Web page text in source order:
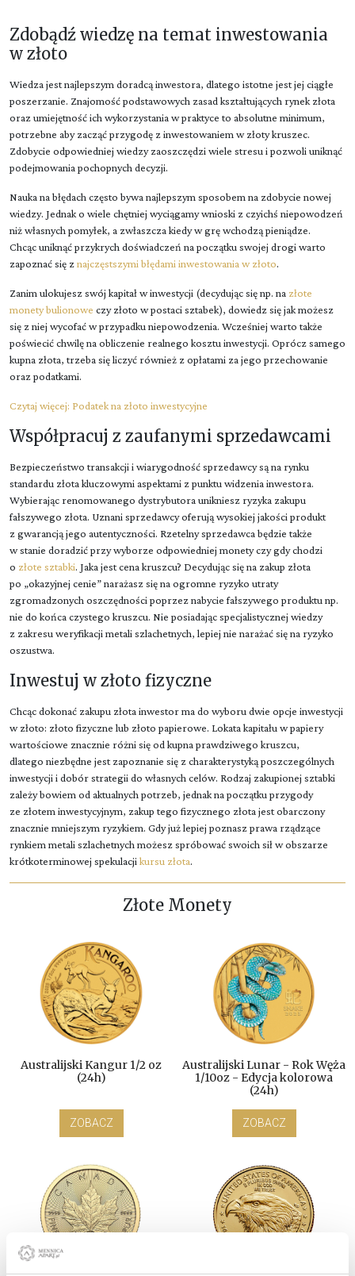
Zdobądź wiedzę na temat inwestowania
w złoto
Wiedza jest najlepszym doradcą inwestora, dlatego istotne jest jej ciągłe
poszerzanie. Znajomość podstawowych zasad kształtujących rynek złota
oraz umiejętność ich wykorzystania w praktyce to absolutne minimum,
potrzebne aby zacząć przygodę z inwestowaniem w złoty kruszec.
Zdobycie odpowiedniej wiedzy zaoszczędzi wiele stresu i pozwoli uniknąć
podejmowania pochopnych decyzji.
Nauka na błędach często bywa najlepszym sposobem na zdobycie nowej
wiedzy. Jednak o wiele chętniej wyciągamy wnioski z czyichś niepowodzeń
niż własnych pomyłek, a zwłaszcza kiedy w grę wchodzą pieniądze.
Chcąc uniknąć przykrych doświadczeń na początku swojej drogi warto
zapoznać się znajczęstszymi błędami inwestowania w złoto.
Zanim ulokujesz swój kapitał w inwestycji (decydując się np. na złote
monety bulionowe czy złoto w postaci sztabek), dowiedz się jak możesz
się z niej wycofać w przypadku niepowodzenia. Wcześniej warto także
poświecić chwilę na obliczenie realnego kosztu inwestycji. Oprócz samego
kupna złota, trzeba się liczyć również z opłatami za jego przechowanie
oraz podatkami.
Czytaj więcej: Podatek na złoto inwestycyjne
Współpracuj z zaufanymi sprzedawcami
Bezpieczeństwo transakcji i wiarygodność sprzedawcy są na rynku
standardu złota kluczowymi aspektami z punktu widzenia inwestora.
Wybierając renomowanego dystrybutora unikniesz ryzyka zakupu
fałszywego złota. Uznani sprzedawcy oferują wysokiej jakości produkt
z gwarancją jego autentyczności. Rzetelny sprzedawca będzie także
w stanie doradzić przy wyborze odpowiedniej monety czy gdy chodzi
o złote sztabki. Jaka jest cena kruszcu? Decydując się na zakup złota
po „okazyjnej cenie” narażasz się na ogromne ryzyko utraty
zgromadzonych oszczędności poprzez nabycie fałszywego produktu np.
nie do końca czystego kruszcu. Nie posiadając specjalistycznej wiedzy
z zakresu weryfikacji metali szlachetnych, lepiej nie narażać się na ryzyko
oszustwa.
Inwestuj w złoto fizyczne
Chcąc dokonać zakupu złota inwestor ma do wyboru dwie opcje inwestycji
w złoto: złoto fizyczne lub złoto papierowe. Lokata kapitału w papiery
wartościowe znacznie różni się od kupna prawdziwego kruszcu,
dlatego niezbędne jest zapoznanie się z charakterystyką poszczególnych
inwestycji i dobór strategii do własnych celów. Rodzaj zakupionej sztabki
zależy bowiem od aktualnych potrzeb, jednak na początku przygody
ze złotem inwestycyjnym, zakup tego fizycznego złota jest obarczony
znacznie mniejszym ryzykiem. Gdy już lepiej poznasz prawa rządzące
rynkiem metali szlachetnych możesz spróbować swoich sił w obszarze
krótkoterminowej spekulacji kursu złota.
Złote Monety
Australijski Kangur 1/2 oz
(24h)
ZOBACZ
Australijski Lunar - Rok Węża
1/10oz - Edycja kolorowa
(24h)
ZOBACZ